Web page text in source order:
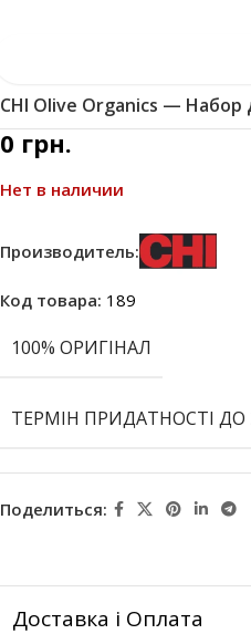
CHI Olive Organics — Набор
0 грн.
Нет в наличии
Производитель:
Код товара: 189
100% ОРИГІНАЛ
ТЕРМІН ПРИДАТНОСТІ ДО
Поделиться:
Доставка і Оплата